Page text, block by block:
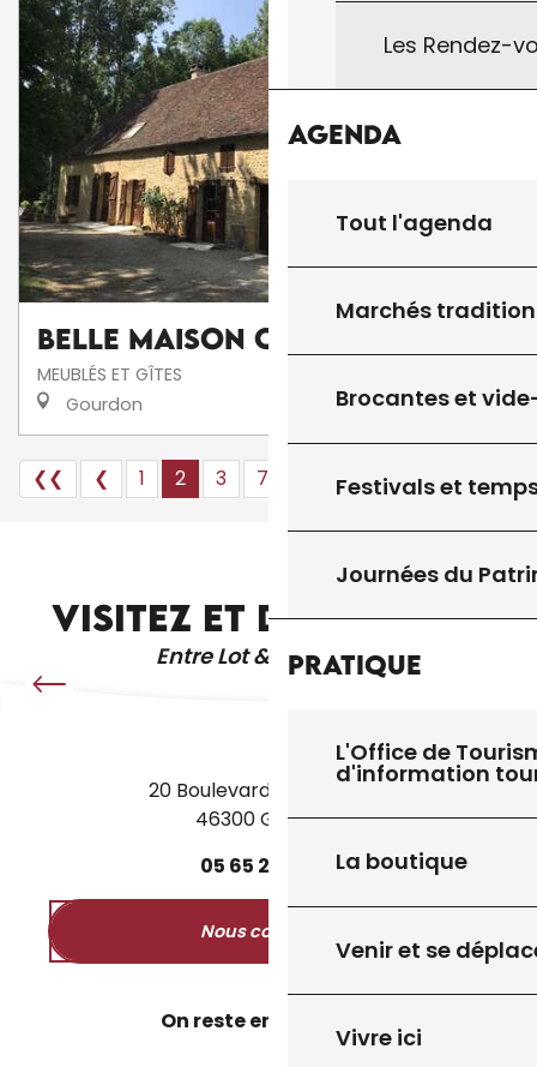
Les Rendez-
Agenda
Tout l'agenda
Marchés
Brocantes et
Festivals et
Journées du
Pratique
L'Office de
d'information
La boutique
Venir et se
Vivre ici
Belle maison quercynoise
MEUBLÉS ET GÎTES
Gourdon
❮❮ ❮ 1 2 3 7+ 14+ 22 ❯ ❯❯
VISITEZ ET DÉCOUVREZ
Entre Lot & Dordogne
ÉGLISES ET PATRIMOINE
20 Boulevard des Martyrs
46300 Gourdon
05 65 27 50
Nous contacter
On reste en contact ?